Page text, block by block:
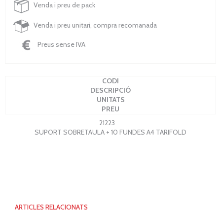
Venda i preu de pack
Venda i preu unitari, compra recomanada
Preus sense IVA
CODI
DESCRIPCIÓ
UNITATS
PREU
21223
SUPORT SOBRETAULA + 10 FUNDES A4 TARIFOLD
ARTICLES RELACIONATS